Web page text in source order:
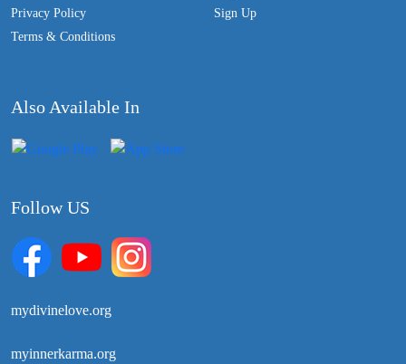
Privacy Policy
Terms & Conditions
Sign Up
Also Available In
Follow US
mydivinelove.org
myinnerkarma.org